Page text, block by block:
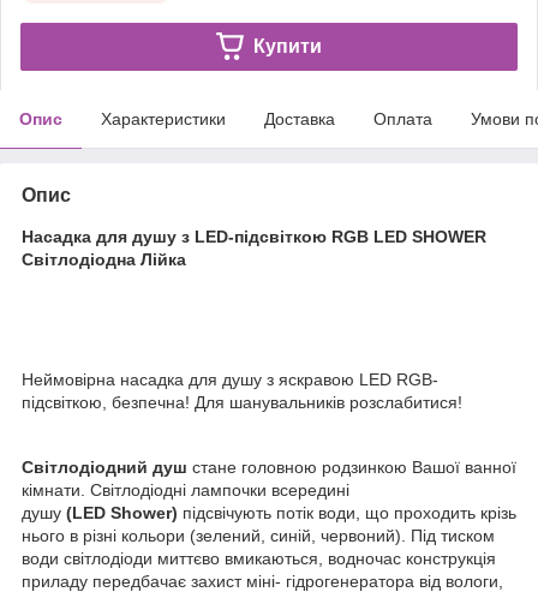
Купити
Опис Характеристики Доставка Оплата Умови
Опис
Насадка для душу з LED-підсвіткою RGB LED SHOWER
Світлодіодна Лійка
Неймовірна насадка для душу з яскравою LED RGB-
підсвіткою, безпечна! Для шанувальників розслабитися!
Світлодіодний душ стане головною родзинкою Вашої ванної
кімнати. Світлодіодні лампочки всередині
душу (LED Shower) підсвічують потік води, що проходить крізь
нього в різні кольори (зелений, синій, червоний). Під тиском
води світлодіоди миттєво вмикаються, водночас конструкція
приладу передбачає захист міні- гідрогенератора від вологи,